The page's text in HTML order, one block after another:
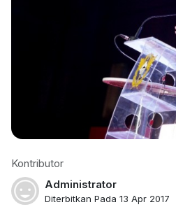
Kontributor
Administrator
Diterbitkan Pada 13 Apr 2017